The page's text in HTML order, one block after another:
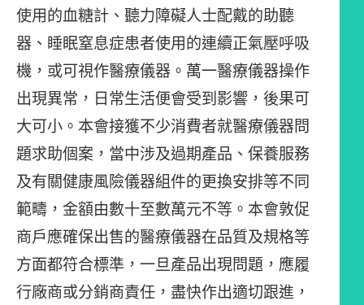
使用的血糖計、聽力障礙人士配戴的助聽
器、睡眠窒息症患者使用的連續正氣壓呼吸
機，或可視作醫療儀器。萬一醫療儀器操作
出現異常，日常生活便會受到影響，後果可
大可小。本會接獲不少消費者就醫療儀器問
題求助個案，當中涉及過期產品、保養服務
及有關健康風險儀器組件的更換安排等不同
範疇，金額由數十至數萬元不等。本會敦促
商戶應確保出售的醫療儀器在品質及規格等
方面都符合標準，一旦產品出現問題，應履
行廠商或分銷商責任，盡快作出適切跟進，